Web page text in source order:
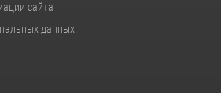
сайта
данных